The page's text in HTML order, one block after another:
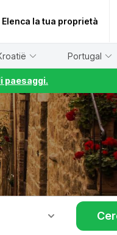
Elenca la tua proprietà
Portugal
paesaggi.